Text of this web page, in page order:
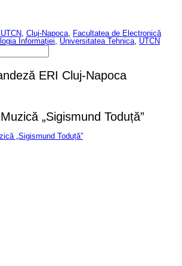
Cluj-Napoca Facultatea de Electronică
Informației
Universitatea Tehnica UTCN
ERI Cluj-Napoca
„Sigismund Toduță”